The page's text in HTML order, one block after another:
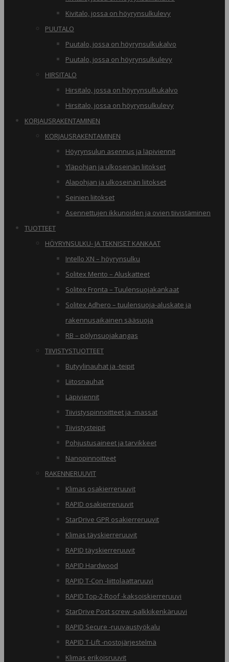
Kivitalo, jossa on höyrynsulkulevy
PUUTALO
Puutalo, jossa on höyrynsulkukalvo
Puutalo, jossa on höyrynsulkulevy
HIRSITALO
Hirsitalo, jossa on höyrynsulkukalvo
Hirsitalo, jossa on höyrynsulkulevy
KORJAUSRAKENTAMINEN
KORJAUSRAKENTAMINEN
Höyrynsulun asennus ja läpiviennit
Yläpohjan ja ulkoseinän liitokset
Alapohjan ja ulkoseinän liitokset
Seinien liitokset
Asennettujen ikkunoiden ja ovien tiivistäminen
TUOTTEET
HÖYRYNSULKU- JA TEKNISET KANKAAT
Intello XN – höyrynsulku
Solitex Mento – Aluskatteet
Solitex Fronta – Tuulensuojakankaat
Solitex Adhero – tuulensuoja-aluskate ja
rakennusaikainen sääsuoja
RB – pölynsuojakangas
TIIVISTYSTUOTTEET
Butyylinauhat ja -teipit
Liitosnauhat
Läpiviennit
Tiivistyspinnoitteet ja -massat
Tiivistysteipit
Pohjustusaineet ja tarvikkeet
Nanopinnoitteet
RAKENNERUUVIT
Klimas osakierreruuvit
RAPID osakierreruuvit
StarDrive GPR osakierreruuvit
Klimas täyskierreruuvit
RAPID täyskierreruuvit
RAPID Hardwood
RAPID T-Con -liittolaattaruuvi
RAPID Top-2-Roof -kaksoiskierreruuvi
StarDrive Post screw -palkkikenkäruuvi
RAPID Secure -ruuvaustyökalu
RAPID T-Lift -nostojärjestelmä
Klimas erikoisruuvit